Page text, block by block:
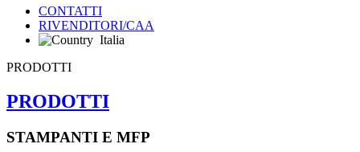
CONTATTI
RIVENDITORI/CAA
Italia
PRODOTTI
PRODOTTI
STAMPANTI E MFP